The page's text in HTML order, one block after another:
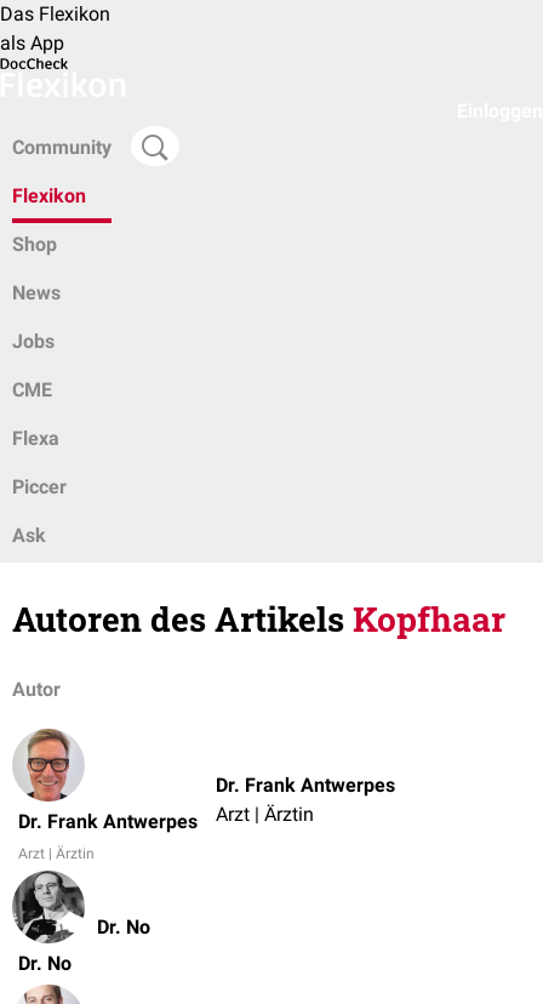
Das Flexikon
als App
Community
Flexikon
Shop
News
Jobs
CME
Flexa
Piccer
Ask
Autoren des ArtikelsKopfhaar
Autor
Dr. Frank Antwerpes
Arzt | Ärztin
Dr. Frank Antwerpes
Arzt | Ärztin
Dr. No
Dr. No